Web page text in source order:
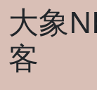
大象
客